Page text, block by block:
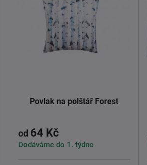
Povlak na polštář Forest
od 64 Kč
Dodáváme do 1. týdne